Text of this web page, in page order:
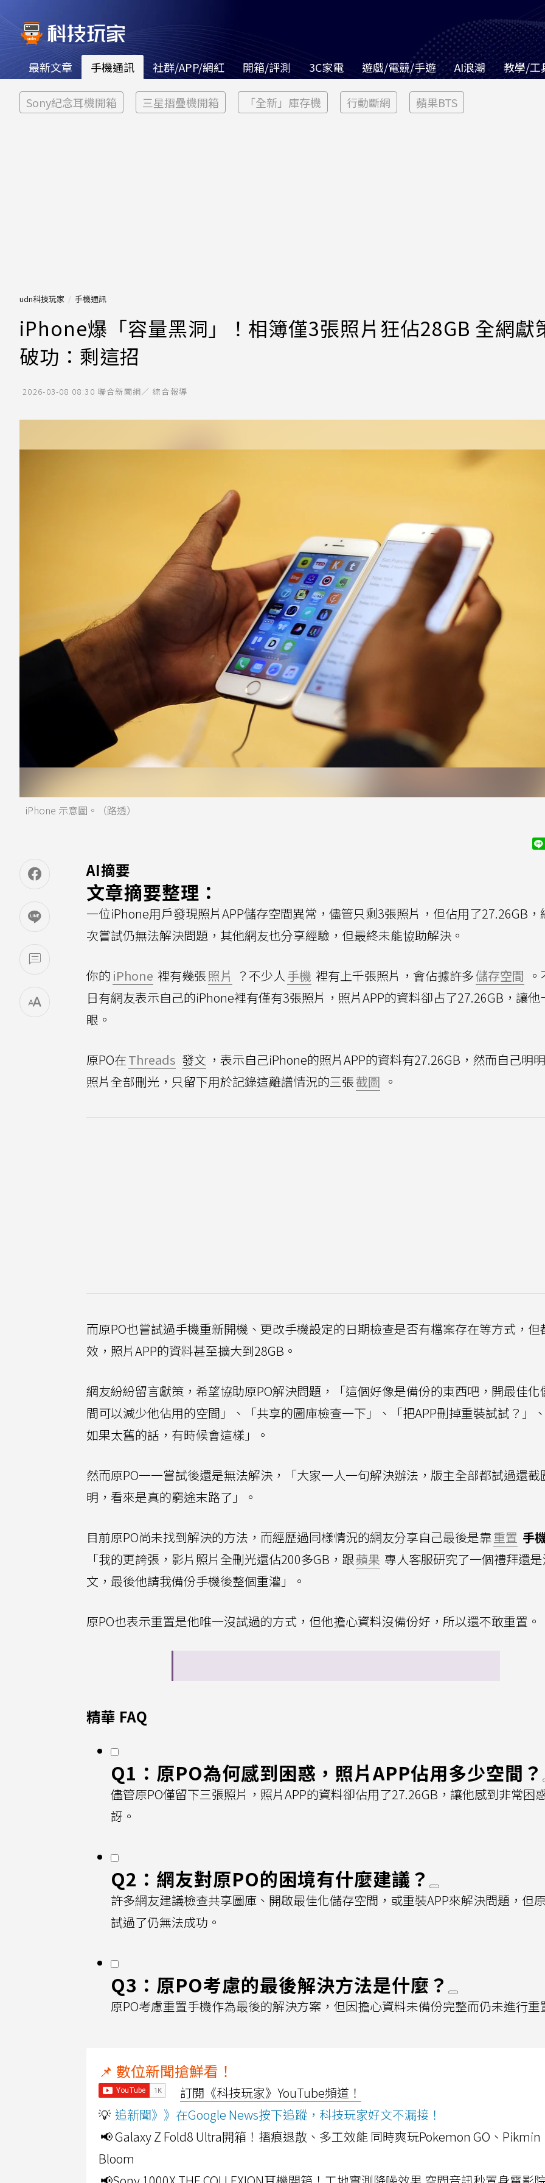
最新文章 手機通訊 社群/APP/網紅 開箱/評測 3C家電 遊戲/電競/手遊 AI浪潮 教學/工
Sony紀念耳機開箱 三星摺疊機開箱 「全新」庫存機 行動斷網 蘋果BTS
udn科技玩家 手機通訊
iPhone爆「容量黑洞」！相簿僅3張照片狂佔28GB 全網獻
破功：剩這招
2026-03-08 08:30 聯合新聞網／ 綜合報導
iPhone 示意圖。（路透）
AI摘要
文章摘要整理：
一位iPhone用戶發現照片APP儲存空間異常，儘管只剩3張照片，但佔用了27.26GB，
次嘗試仍無法解決問題，其他網友也分享經驗，但最終未能協助解決。
你的 iPhone 裡有幾張照片 ？不少人手機 裡有上千張照片，會佔據許多儲存空間
日有網友表示自己的iPhone裡有僅有3張照片，照片APP的資料卻占了27.26GB，讓他
眼。
原PO在Threads 發文 ，表示自己iPhone的照片APP的資料有27.26GB，然而自己明
照片全部刪光，只留下用於記錄這離譜情況的三張截圖 。
而原PO也嘗試過手機重新開機、更改手機設定的日期檢查是否有檔案存在等方式，但
效，照片APP的資料甚至擴大到28GB。
網友紛紛留言獻策，希望協助原PO解決問題，「這個好像是備份的東西吧，開最佳化
間可以減少他佔用的空間」、「共享的圖庫檢查一下」、「把APP刪掉重裝試試？」
如果太舊的話，有時候會這樣」。
然而原PO一一嘗試後還是無法解決，「大家一人一句解決辦法，版主全部都試過還截
明，看來是真的窮途末路了」。
目前原PO尚未找到解決的方法，而經歷過同樣情況的網友分享自己最後是靠重置 手
「我的更誇張，影片照片全刪光還佔200多GB，跟蘋果 專人客服研究了一個禮拜還
文，最後他請我備份手機後整個重灌」。
原PO也表示重置是他唯一沒試過的方式，但他擔心資料沒備份好，所以還不敢重置。
精華 FAQ
Q1：原PO為何感到困惑，照片APP佔用多少空間？
儘管原PO僅留下三張照片，照片APP的資料卻佔用了27.26GB，讓他感到非常困
訝。
Q2：網友對原PO的困境有什麼建議？
許多網友建議檢查共享圖庫、開啟最佳化儲存空間，或重裝APP來解決問題，但
試過了仍無法成功。
Q3：原PO考慮的最後解決方法是什麼？
原PO考慮重置手機作為最後的解決方案，但因擔心資料未備份完整而仍未進行重
📌 數位新聞搶鮮看！
訂閱《科技玩家》YouTube頻道！
💡 追新聞》》在Google News按下追蹤，科技玩家好文不漏接！
📢 Galaxy Z Fold8 Ultra開箱！摺痕退散、多工效能 同時爽玩Pokemon GO、Pikmin
Bloom